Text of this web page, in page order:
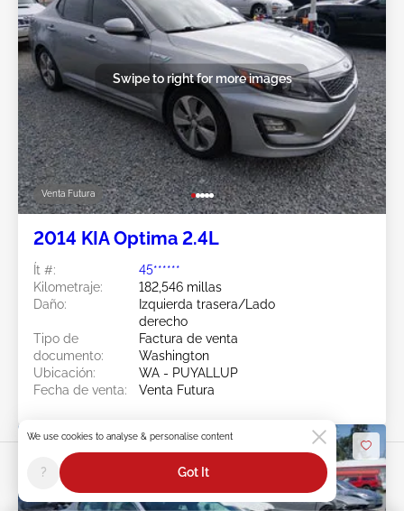
Venta Futura
Swipe to right for more images
2014 KIA Optima 2.4L
Ít #:
45******
Kilometraje:
182,546 millas
Daño:
Izquierda trasera/Lado
derecho
Tipo de
documento:
Factura de venta
Washington
Ubicación:
WA - PUYALLUP
Fecha de venta:
Venta Futura
We use cookies to analyse & personalise content
? Got It